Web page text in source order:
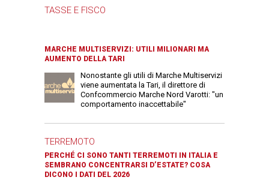
TASSE E FISCO
MARCHE MULTISERVIZI: UTILI MILIONARI MA
AUMENTO DELLA TARI
Nonostante gli utili di Marche Multiservizi
viene aumentata la Tari, il direttore di
Confcommercio Marche Nord Varotti: "un
comportamento inaccettabile"
TERREMOTO
PERCHÉ CI SONO TANTI TERREMOTI IN ITALIA E
SEMBRANO CONCENTRARSI D’ESTATE? COSA
DICONO I DATI DEL 2026